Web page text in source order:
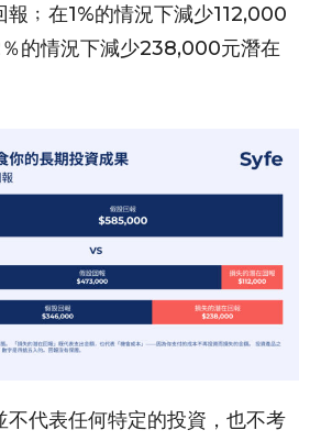
﹔在1%的情況下減少112,000
的情況下減少238,000元潛在
不代表任何特定的投資，也不考